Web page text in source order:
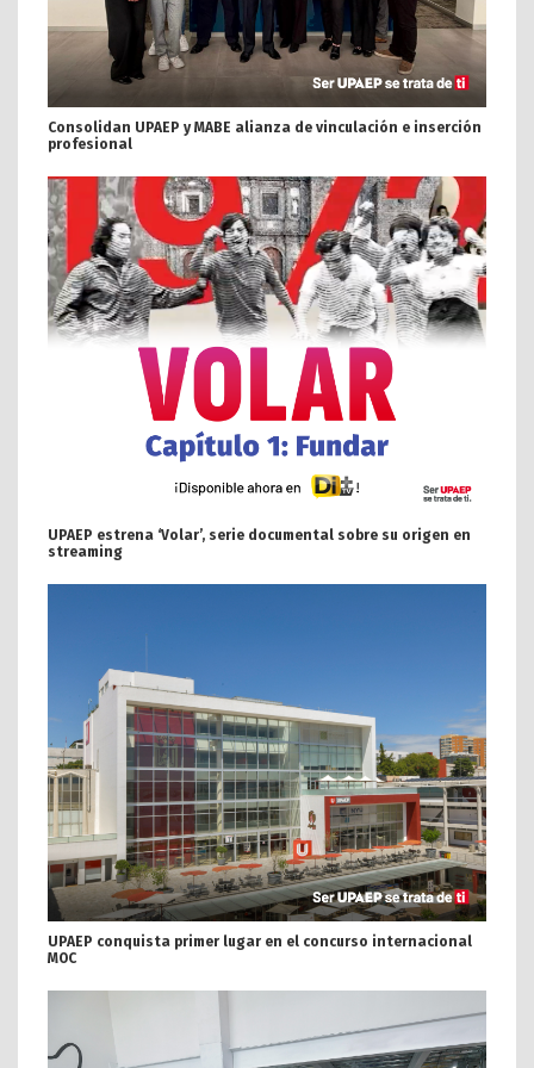
Consolidan UPAEP y MABE alianza de vinculación e inserción
profesional
UPAEP estrena ‘Volar’, serie documental sobre su origen en
streaming
UPAEP conquista primer lugar en el concurso internacional
MOC